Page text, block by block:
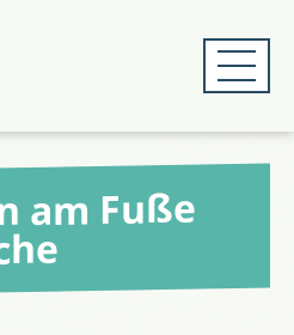
am Fuße